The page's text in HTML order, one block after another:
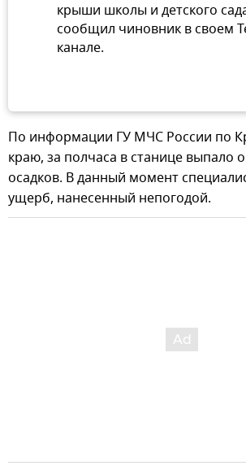
крыши школы и детского
сообщил чиновник в своем
канале.
По информации ГУ МЧС России по
краю, за полчаса в станице выпало
осадков. В данный момент
ущерб, нанесенный непогодой.